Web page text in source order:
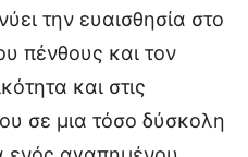
την ευαισθησία στο
πένθους και τον
και στις
σε μια τόσο δύσκολη